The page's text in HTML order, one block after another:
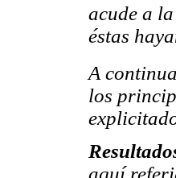
acude a
éstas
A
los